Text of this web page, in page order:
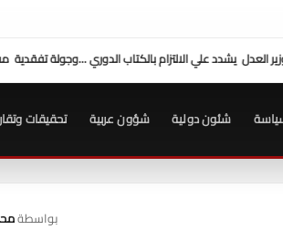
الدوري ...وجولة تفقدية مفاجئة " للشريف" بمحكمة شمال
شئون دولية شؤون عربية تحقيقات
بواسطة